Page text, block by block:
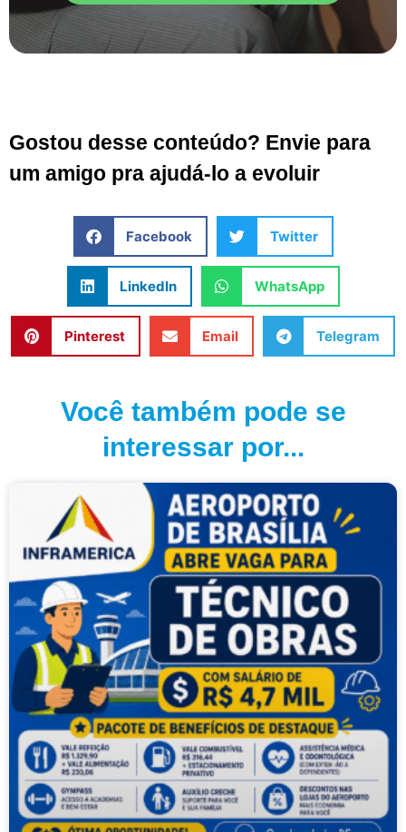
Gostou desse conteúdo? Envie para
um amigo pra ajudá-lo a evoluir
Facebook Twitter
LinkedIn WhatsApp
Pinterest Email Telegram
Você também pode se
interessar por...